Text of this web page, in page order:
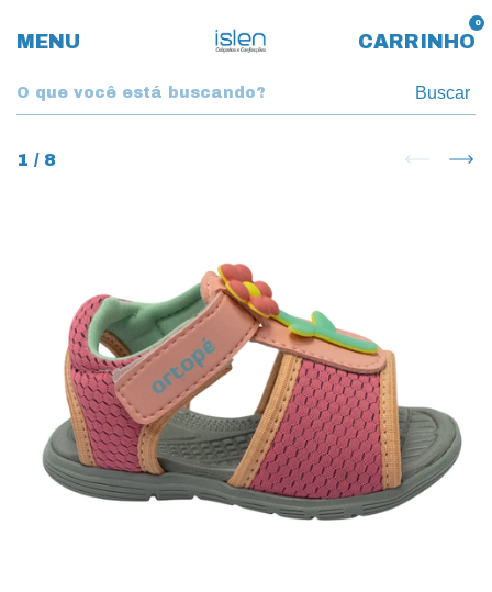
MENU CARRINHO
0
Buscar
1 / 8